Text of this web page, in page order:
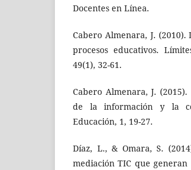
Docentes en Línea.
Cabero Almenara, J.
procesos educativos.
49(1), 32-61.
Cabero Almenara, J.
de la información y la
Educación, 1, 19-27.
Díaz, L., & Omara, S.
mediación TIC que